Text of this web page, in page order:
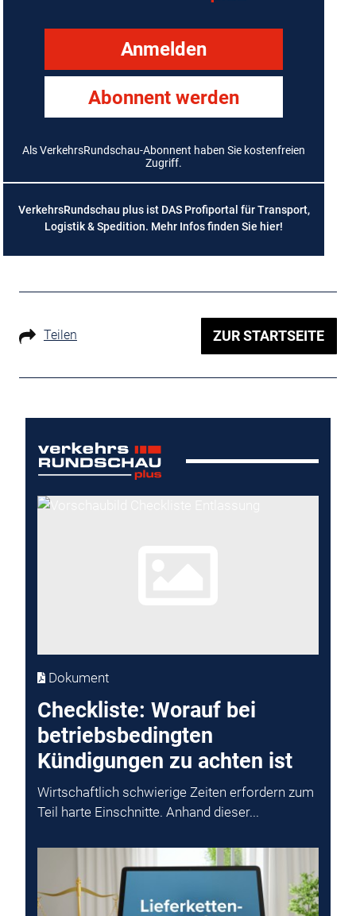
Anmelden
Abonnent werden
Als VerkehrsRundschau-Abonnent haben Sie kostenfreien
Zugriff.
VerkehrsRundschau plus ist DAS Profiportal für Transport,
Logistik & Spedition. Mehr Infos finden Sie hier!
Teilen ZUR STARTSEITE
Dokument
Checkliste: Worauf bei
betriebsbedingten
Kündigungen zu achten ist
Wirtschaftlich schwierige Zeiten erfordern zum
Teil harte Einschnitte. Anhand dieser...